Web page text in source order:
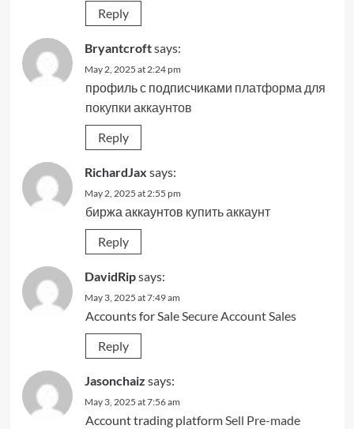
Reply
Bryantcroftsays:
May 2, 2025 at 2:24 pm
профиль с подписчиками платформа для
покупки аккаунтов
Reply
RichardJax says:
May 2, 2025 at 2:55 pm
биржа аккаунтов купить аккаунт
Reply
DavidRipsays:
May 3, 2025 at 7:49 am
Accounts for SaleSecure Account Sales
Reply
Jasonchaiz says:
May 3, 2025 at 7:56 am
Account trading platformSell Pre-made